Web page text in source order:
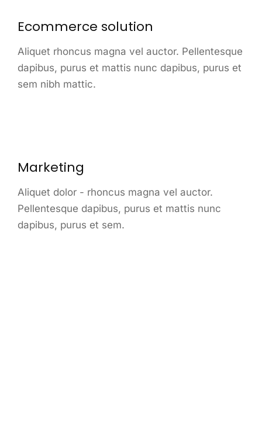
Ecommerce solution
Aliquet rhoncus magna vel auctor. Pellentesque
dapibus, purus et mattis nunc dapibus, purus et
sem nibh mattic.
Marketing
Aliquet dolor - rhoncus magna vel auctor.
Pellentesque dapibus, purus et mattis nunc
dapibus, purus et sem.